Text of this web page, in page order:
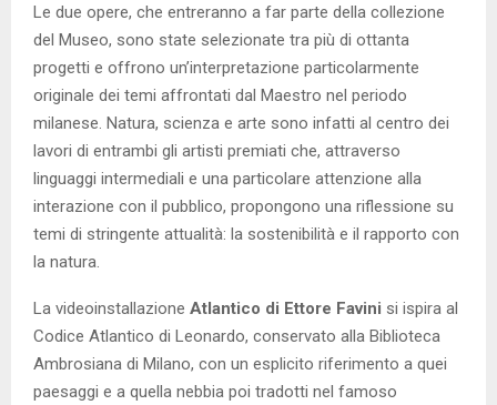
Le due opere, che entreranno a far parte della collezione
del Museo, sono state selezionate tra più di ottanta
progetti e offrono un’interpretazione particolarmente
originale dei temi affrontati dal Maestro nel periodo
milanese. Natura, scienza e arte sono infatti al centro dei
lavori di entrambi gli artisti premiati che, attraverso
linguaggi intermediali e una particolare attenzione alla
interazione con il pubblico, propongono una riflessione su
temi di stringente attualità: la sostenibilità e il rapporto con
la natura.
La videoinstallazione Atlantico di Ettore Favini si ispira al
Codice Atlantico di Leonardo, conservato alla Biblioteca
Ambrosiana di Milano, con un esplicito riferimento a quei
paesaggi e a quella nebbia poi tradotti nel famoso